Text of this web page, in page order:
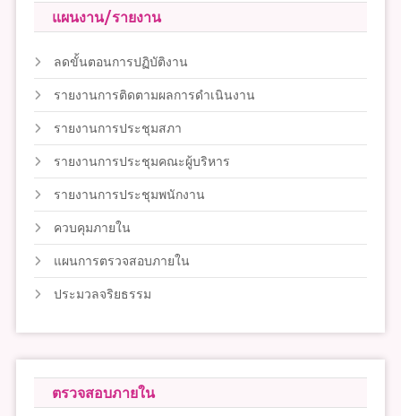
แผนงาน/รายงาน
ลดขั้นตอนการปฏิบัติงาน
รายงานการติดตามผลการดำเนินงาน
รายงานการประชุมสภา
รายงานการประชุมคณะผู้บริหาร
รายงานการประชุมพนักงาน
ควบคุมภายใน
แผนการตรวจสอบภายใน
ประมวลจริยธรรม
ตรวจสอบภายใน